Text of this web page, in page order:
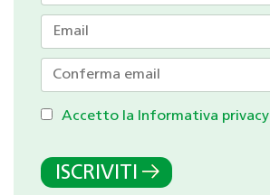
Accetto la Informativa privacy
ISCRIVITI